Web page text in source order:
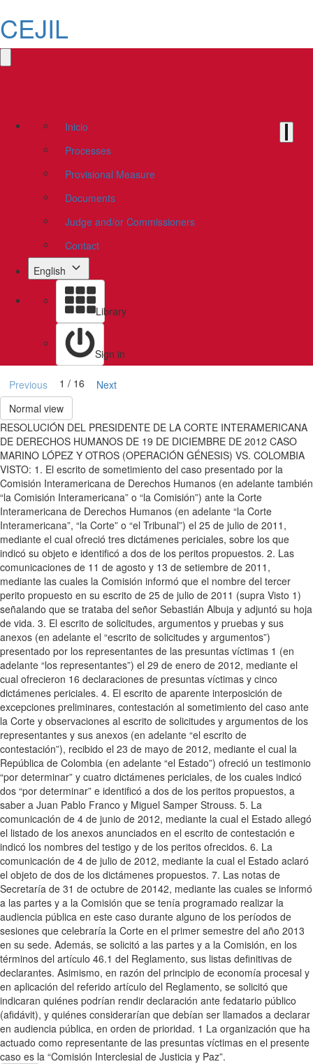
CEJIL
Inicio
Processes
Provisional Measure
Documents
Judge and/or Commissioners
Contact
English
Library
Sign in
Previous 1 / 16
Next
Normal view
RESOLUCIÓN DEL PRESIDENTE DE LA CORTE INTERAMERICANA
DE DERECHOS HUMANOS DE 19 DE DICIEMBRE DE 2012 CASO
MARINO LÓPEZ Y OTROS (OPERACIÓN GÉNESIS) VS. COLOMBIA
VISTO: 1. El escrito de sometimiento del caso presentado por la
Comisión Interamericana de Derechos Humanos (en adelante también
“la Comisión Interamericana” o “la Comisión”) ante la Corte
Interamericana de Derechos Humanos (en adelante “la Corte
Interamericana”, “la Corte” o “el Tribunal”) el 25 de julio de 2011,
mediante el cual ofreció tres dictámenes periciales, sobre los que
indicó su objeto e identificó a dos de los peritos propuestos. 2. Las
comunicaciones de 11 de agosto y 13 de setiembre de 2011,
mediante las cuales la Comisión informó que el nombre del tercer
perito propuesto en su escrito de 25 de julio de 2011 (supra Visto 1)
señalando que se trataba del señor Sebastián Albuja y adjuntó su hoja
de vida. 3. El escrito de solicitudes, argumentos y pruebas y sus
anexos (en adelante el “escrito de solicitudes y argumentos”)
presentado por los representantes de las presuntas víctimas 1 (en
adelante “los representantes”) el 29 de enero de 2012, mediante el
cual ofrecieron 16 declaraciones de presuntas víctimas y cinco
dictámenes periciales. 4. El escrito de aparente interposición de
excepciones preliminares, contestación al sometimiento del caso ante
la Corte y observaciones al escrito de solicitudes y argumentos de los
representantes y sus anexos (en adelante “el escrito de
contestación”), recibido el 23 de mayo de 2012, mediante el cual la
República de Colombia (en adelante “el Estado”) ofreció un testimonio
“por determinar” y cuatro dictámenes periciales, de los cuales indicó
dos “por determinar” e identificó a dos de los peritos propuestos, a
saber a Juan Pablo Franco y Miguel Samper Strouss. 5. La
comunicación de 4 de junio de 2012, mediante la cual el Estado allegó
el listado de los anexos anunciados en el escrito de contestación e
indicó los nombres del testigo y de los peritos ofrecidos. 6. La
comunicación de 4 de julio de 2012, mediante la cual el Estado aclaró
el objeto de dos de los dictámenes propuestos. 7. Las notas de
Secretaría de 31 de octubre de 20142, mediante las cuales se informó
a las partes y a la Comisión que se tenía programado realizar la
audiencia pública en este caso durante alguno de los períodos de
sesiones que celebraría la Corte en el primer semestre del año 2013
en su sede. Además, se solicitó a las partes y a la Comisión, en los
términos del artículo 46.1 del Reglamento, sus listas definitivas de
declarantes. Asimismo, en razón del principio de economía procesal y
en aplicación del referido artículo del Reglamento, se solicitó que
indicaran quiénes podrían rendir declaración ante fedatario público
(afidávit), y quiénes considerarían que debían ser llamados a declarar
en audiencia pública, en orden de prioridad. 1 La organización que ha
actuado como representante de las presuntas víctimas en el presente
caso es la “Comisión Interclesial de Justicia y Paz”.